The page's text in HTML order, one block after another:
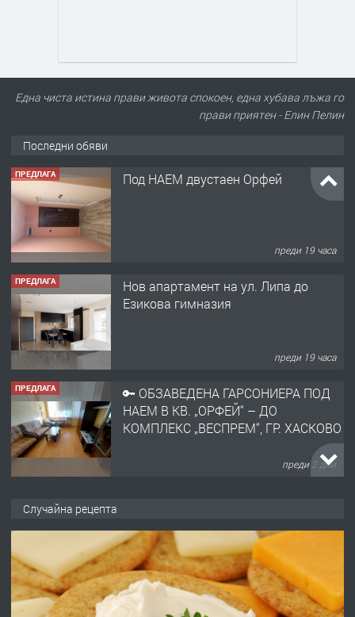
Една чиста истина прави живота спокоен, една хубава лъжа го
прави приятен - Елин Пелин
Последни обяви
ПРЕДЛАГА Под НАЕМ двустаен Орфей
преди 19 часа
ПРЕДЛАГА
Нов апартамент на ул. Липа до
Езикова гимназия
преди 19 часа
ПРЕДЛАГА
🔑 ОБЗАВЕДЕНА ГАРСОНИЕРА ПОД
НАЕМ В КВ. „ОРФЕЙ“ – ДО
КОМПЛЕКС „ВЕСПРЕМ“, ГР. ХАСКОВО
преди 2 дни
АПАРТАМЕНТ В ЦЕНТЪРА НА ГР.
ХАСКОВО
преди 2 дни
ПРЕДЛАГА Давам гараж под наем
Случайна рецепта